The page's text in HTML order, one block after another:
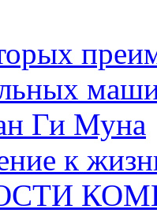
Ги Муна
к